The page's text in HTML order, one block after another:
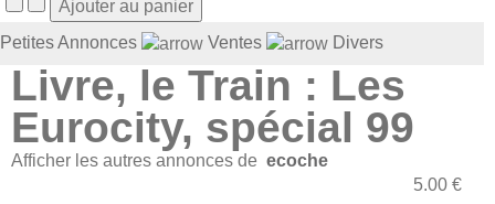
Petites Annonces Ventes Divers
Livre, le Train : Les
Eurocity, spécial 99
Afficher les autres annonces de ecoche
5.00 €